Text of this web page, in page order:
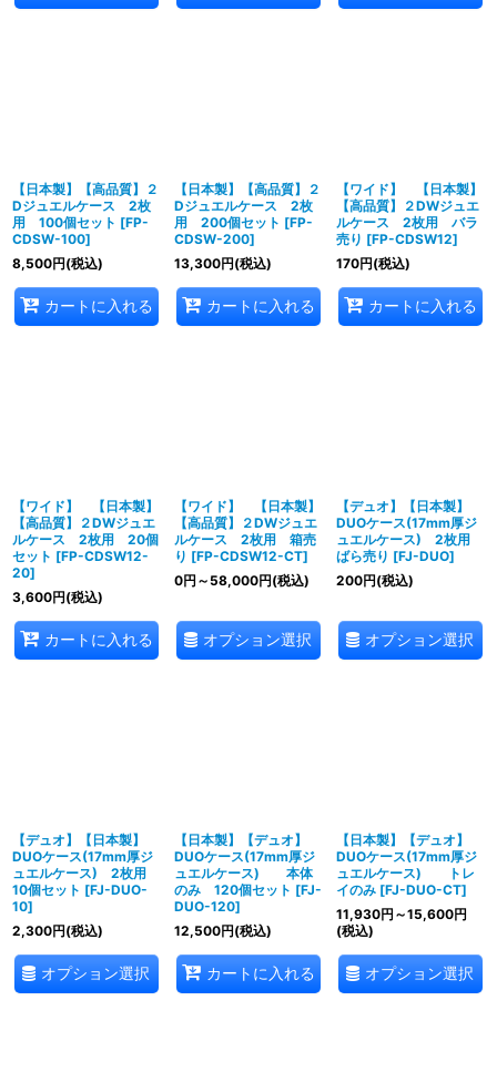
【日本製】【高品質】２
Dジュエルケース 2枚
用 100個セット [FP-
CDSW-100]
8,500円(税込)
カートに入れる
【日本製】【高品質】２
Dジュエルケース 2枚
用 200個セット [FP-
CDSW-200]
13,300円(税込)
カートに入れる
【ワイド】 【日本製】
【高品質】２DWジュエ
ルケース 2枚用 バラ
売り [FP-CDSW12]
170円(税込)
カートに入れる
【ワイド】 【日本製】
【高品質】２DWジュエ
ルケース 2枚用 20個
セット [FP-CDSW12-
20]
3,600円(税込)
カートに入れる
【ワイド】 【日本製】
【高品質】２DWジュエ
ルケース 2枚用 箱売
り [FP-CDSW12-CT]
0円 ～58,000円(税込)
オプション選択
【デュオ】【日本製】
DUOケース(17mm厚ジ
ュエルケース) 2枚用
ばら売り [FJ-DUO]
200円(税込)
オプション選択
【デュオ】【日本製】
DUOケース(17mm厚ジ
ュエルケース) 2枚用
10個セット [FJ-DUO-
10]
2,300円(税込)
オプション選択
【日本製】【デュオ】
DUOケース(17mm厚ジ
ュエルケース) 本体
のみ 120個セット [FJ-
DUO-120]
12,500円(税込)
カートに入れる
【日本製】【デュオ】
DUOケース(17mm厚ジ
ュエルケース) トレ
イのみ [FJ-DUO-CT]
11,930円 ～15,600円
(税込)
オプション選択